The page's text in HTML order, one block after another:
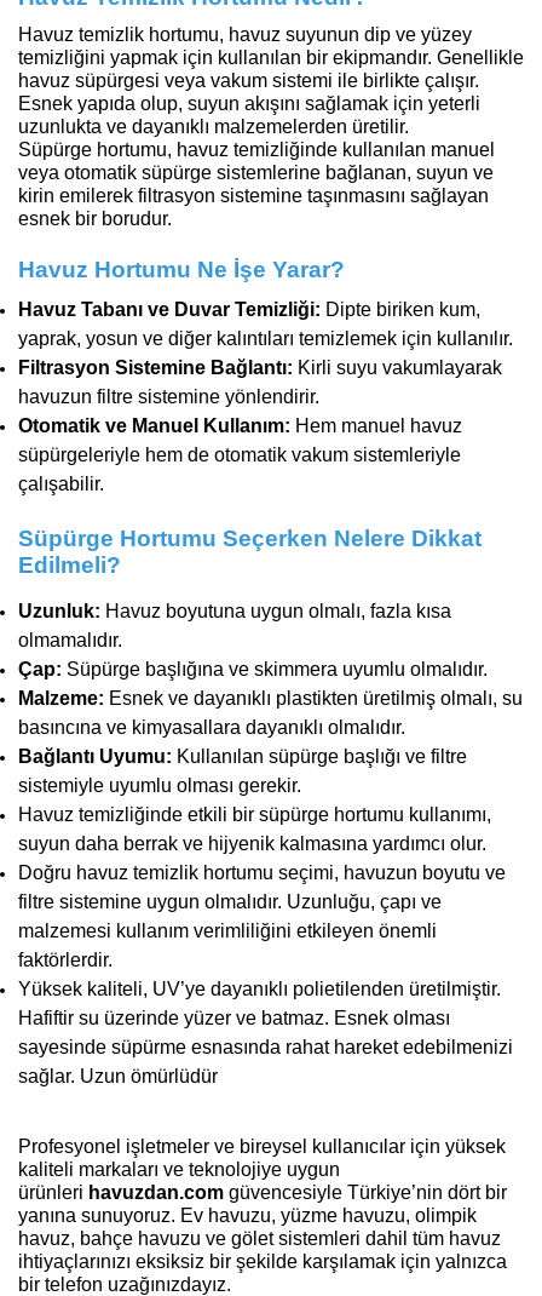
Havuz temizlik hortumu, havuz suyunun dip ve yüzey
temizliğini yapmak için kullanılan bir ekipmandır. Genellikle
havuz süpürgesi veya vakum sistemi ile birlikte çalışır.
Esnek yapıda olup, suyun akışını sağlamak için yeterli
uzunlukta ve dayanıklı malzemelerden üretilir.
Süpürge hortumu, havuz temizliğinde kullanılan manuel
veya otomatik süpürge sistemlerine bağlanan, suyun ve
kirin emilerek filtrasyon sistemine taşınmasını sağlayan
esnek bir borudur.
Havuz Hortumu Ne İşe Yarar?
Havuz Tabanı ve Duvar Temizliği: Dipte biriken kum,
yaprak, yosun ve diğer kalıntıları temizlemek için kullanılır.
Filtrasyon Sistemine Bağlantı: Kirli suyu vakumlayarak
havuzun filtre sistemine yönlendirir.
Otomatik ve Manuel Kullanım: Hem manuel havuz
süpürgeleriyle hem de otomatik vakum sistemleriyle
çalışabilir.
Süpürge Hortumu Seçerken Nelere Dikkat
Edilmeli?
Uzunluk: Havuz boyutuna uygun olmalı, fazla kısa
olmamalıdır.
Çap: Süpürge başlığına ve skimmera uyumlu olmalıdır.
Malzeme: Esnek ve dayanıklı plastikten üretilmiş olmalı, su
basıncına ve kimyasallara dayanıklı olmalıdır.
Bağlantı Uyumu: Kullanılan süpürge başlığı ve filtre
sistemiyle uyumlu olması gerekir.
Havuz temizliğinde etkili bir süpürge hortumu kullanımı,
suyun daha berrak ve hijyenik kalmasına yardımcı olur.
Doğru havuz temizlik hortumu seçimi, havuzun boyutu ve
filtre sistemine uygun olmalıdır. Uzunluğu, çapı ve
malzemesi kullanım verimliliğini etkileyen önemli
faktörlerdir.
Yüksek kaliteli, UV’ye dayanıklı polietilenden üretilmiştir.
Hafiftir su üzerinde yüzer ve batmaz. Esnek olması
sayesinde süpürme esnasında rahat hareket edebilmenizi
sağlar. Uzun ömürlüdür
Profesyonel işletmeler ve bireysel kullanıcılar için yüksek
kaliteli markaları ve teknolojiye uygun
ürünleri havuzdan.com güvencesiyle Türkiye’nin dört bir
yanına sunuyoruz. Ev havuzu, yüzme havuzu, olimpik
havuz, bahçe havuzu ve gölet sistemleri dahil tüm havuz
ihtiyaçlarınızı eksiksiz bir şekilde karşılamak için yalnızca
bir telefon uzağınızdayız.